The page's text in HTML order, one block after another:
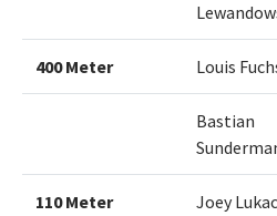
400 Meter Louis
Bastian
110 Meter
Joey